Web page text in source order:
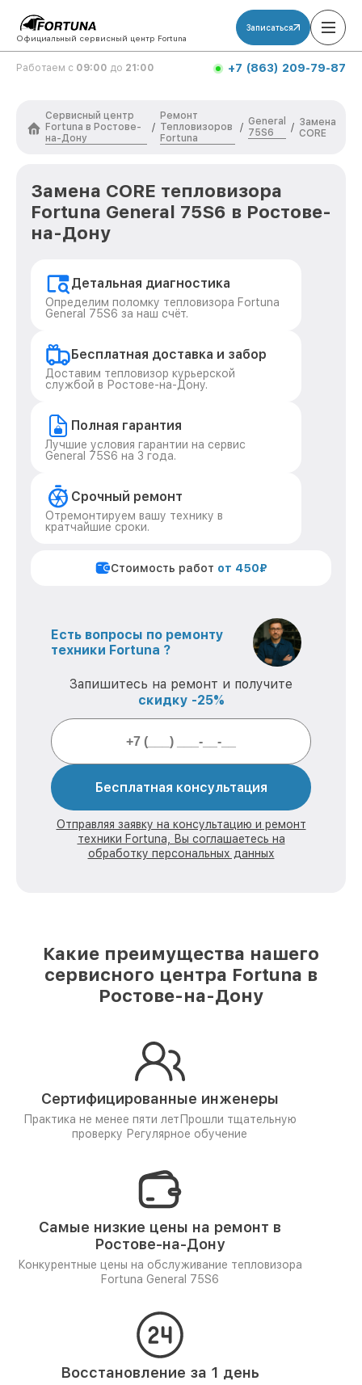
Официальный сервисный центр Fortuna
Записаться
Работаем с 09:00 до 21:00 +7 (863) 209-79-87
Сервисный центр
Fortuna в Ростове-
на-Дону
/
Ремонт
Тепловизоров
Fortuna
/
General
75S6
/ Замена
CORE
Замена CORE тепловизора
Fortuna General 75S6 в Ростове-
на-Дону
Детальная диагностика
Определим поломку тепловизора Fortuna
General 75S6 за наш счёт.
Бесплатная доставка и забор
Доставим тепловизор курьерской
службой в Ростове-на-Дону.
Полная гарантия
Лучшие условия гарантии на сервис
General 75S6 на 3 года.
Срочный ремонт
Отремонтируем вашу технику в
кратчайшие сроки.
Стоимость работ от 450₽
Есть вопросы по ремонту
техники Fortuna ?
Запишитесь на ремонт и получите
скидку -25%
Бесплатная консультация
Отправляя заявку на консультацию и ремонт
техники Fortuna, Вы соглашаетесь на
обработку персональных данных
Какие преимущества нашего
сервисного центра Fortuna в
Ростове-на-Дону
Сертифицированные инженеры
Практика не менее пяти лет Прошли тщательную
проверку Регулярное обучение
Самые низкие цены на ремонт в
Ростове-на-Дону
Конкурентные цены на обслуживание тепловизора
Fortuna General 75S6
Восстановление за 1 день